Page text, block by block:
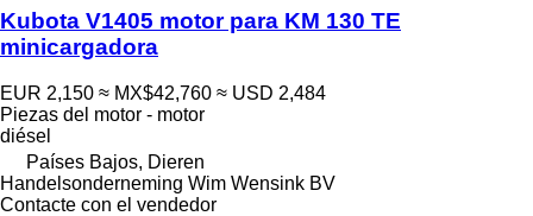
Kubota V1405 motor para KM 130 TE
minicargadora
EUR 2,150 ≈ MX$42,760 ≈ USD 2,484
Piezas del motor - motor
diésel
Países Bajos, Dieren
Handelsonderneming Wim Wensink BV
Contacte con el vendedor